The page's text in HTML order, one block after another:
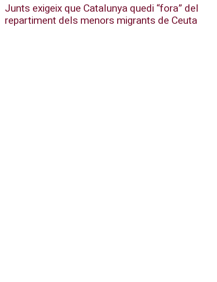
Junts exigeix que Catalunya quedi “fora” del
repartiment dels menors migrants de Ceuta